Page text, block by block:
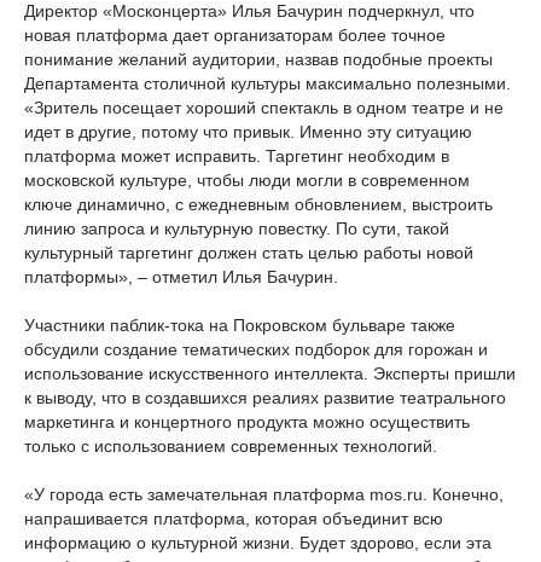
Директор «Москонцерта» Илья Бачурин подчеркнул, что
новая платформа дает организаторам более точное
понимание желаний аудитории, назвав подобные проекты
Департамента столичной культуры максимально полезными.
«Зритель посещает хороший спектакль в одном театре и не
идет в другие, потому что привык. Именно эту ситуацию
платформа может исправить. Таргетинг необходим в
московской культуре, чтобы люди могли в современном
ключе динамично, с ежедневным обновлением, выстроить
линию запроса и культурную повестку. По сути, такой
культурный таргетинг должен стать целью работы новой
платформы», – отметил Илья Бачурин.
Участники паблик-тока на Покровском бульваре также
обсудили создание тематических подборок для горожан и
использование искусственного интеллекта. Эксперты пришли
к выводу, что в создавшихся реалиях развитие театрального
маркетинга и концертного продукта можно осуществить
только с использованием современных технологий.
«У города есть замечательная платформа mos.ru. Конечно,
напрашивается платформа, которая объединит всю
информацию о культурной жизни. Будет здорово, если эта